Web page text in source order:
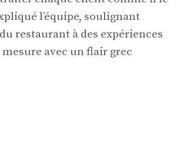
l’équipe, soulignant
restaurant à des expériences
avec un flair grec